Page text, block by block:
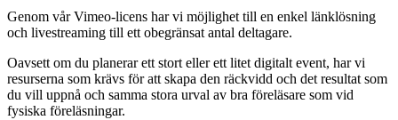
Genom vår Vimeo-licens har vi möjlighet till en enkel länklösning
och livestreaming till ett obegränsat antal deltagare.
Oavsett om du planerar ett stort eller ett litet digitalt event, har vi
resurserna som krävs för att skapa den räckvidd och det resultat som
du vill uppnå och samma stora urval av bra föreläsare som vid
fysiska föreläsningar.